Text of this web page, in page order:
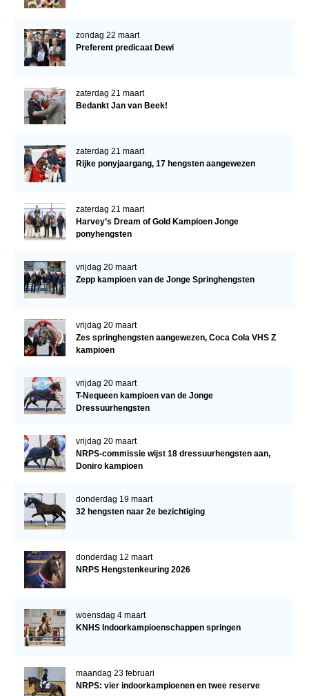
zondag 22 maart
Preferent predicaat Dewi
zaterdag 21 maart
Bedankt Jan van Beek!
zaterdag 21 maart
Rijke ponyjaargang, 17 hengsten aangewezen
zaterdag 21 maart
Harvey’s Dream of Gold Kampioen Jonge
ponyhengsten
vrijdag 20 maart
Zepp kampioen van de Jonge Springhengsten
vrijdag 20 maart
Zes springhengsten aangewezen, Coca Cola VHS Z
kampioen
vrijdag 20 maart
T-Nequeen kampioen van de Jonge
Dressuurhengsten
vrijdag 20 maart
NRPS-commissie wijst 18 dressuurhengsten aan,
Doniro kampioen
donderdag 19 maart
32 hengsten naar 2e bezichtiging
donderdag 12 maart
NRPS Hengstenkeuring 2026
woensdag 4 maart
KNHS Indoorkampioenschappen springen
maandag 23 februari
NRPS: vier indoorkampioenen en twee reserve